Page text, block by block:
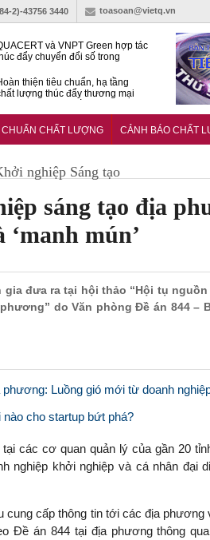
2)-43756 3440 toasoan@vietq.vn
và VNPT Green hợp tác
đẩy chuyển đổi số trong
thiện tiêu chuẩn, hạ tầng
lượng thúc đẩy thương mại
di động
CHUẨN CHẤT LƯỢNG CẢNH BÁO CHẤT
nghiệp Sáng tạo
sáng tạo địa
mún’
gia đưa ra tại hội thảo “Hội tụ
do Văn phòng Đề án 844 –
Luồng gió mới từ doanh
cho startup bứt phá?
các cơ quan quản lý của gần 20
nghiệp khởi nghiệp và cá nhân đại
cấp thông tin tới các địa phương
Đề án 844 tại địa phương thông